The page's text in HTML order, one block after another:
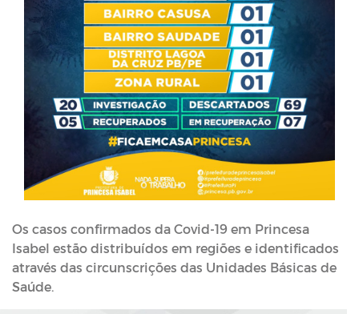
Os casos confirmados da Covid-19 em Princesa
Isabel estão distribuídos em regiões e identificados
através das circunscrições das Unidades Básicas de
Saúde.